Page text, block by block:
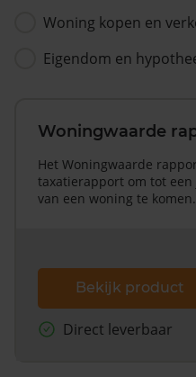
Woning kopen en
Eigendom en
Woningwaarde
Het Woningwaarde
taxatierapport om tot
van een woning te komen.
Bekijk product
Direct leverbaar